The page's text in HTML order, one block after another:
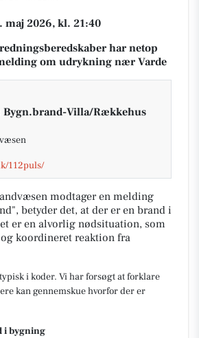
maj 2026, kl. 21:40
har netop
om udrykning nær Varde
Bygn.brand-Villa/Rækkehus
112puls/
modtager en melding
betyder det, at der er en brand i
er en alvorlig nødsituation, som
koordineret reaktion fra
i koder. Vi har forsøgt at forklare
kan gennemskue hvorfor der er
i bygning